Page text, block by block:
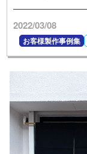
2022/03/08
お客様製作事例集